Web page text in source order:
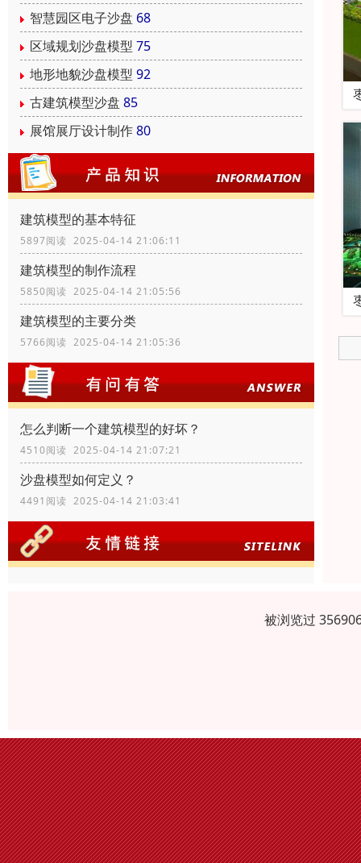
智慧园区电子沙盘 68
区域规划沙盘模型 75
地形地貌沙盘模型 92
古建筑模型沙盘 85
展馆展厅设计制作80
建筑模型的基本特征
5897阅读 2025-04-14 21:06:11
建筑模型的制作流程
5850阅读 2025-04-14 21:05:56
建筑模型的主要分类
5766阅读 2025-04-14 21:05:36
怎么判断一个建筑模型的好坏？
4510阅读 2025-04-14 21:07:21
沙盘模型如何定义？
4491阅读 2025-04-14 21:03:41
被浏览过